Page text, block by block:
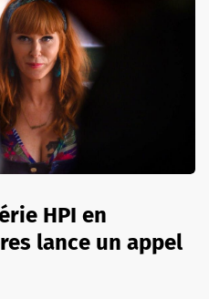
HPI en
lance un appel